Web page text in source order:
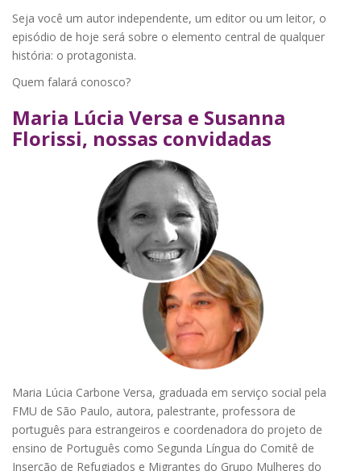
Seja você um autor independente, um editor ou um leitor, o
episódio de hoje será sobre o elemento central de qualquer
história: o protagonista.
Quem falará conosco?
Maria Lúcia Versa e Susanna
Florissi, nossas convidadas
Maria Lúcia Carbone Versa, graduada em serviço social pela
FMU de São Paulo, autora, palestrante, professora de
português para estrangeiros e coordenadora do projeto de
ensino de Português como Segunda Língua do Comitê de
Inserção de Refugiados e Migrantes do Grupo Mulheres do